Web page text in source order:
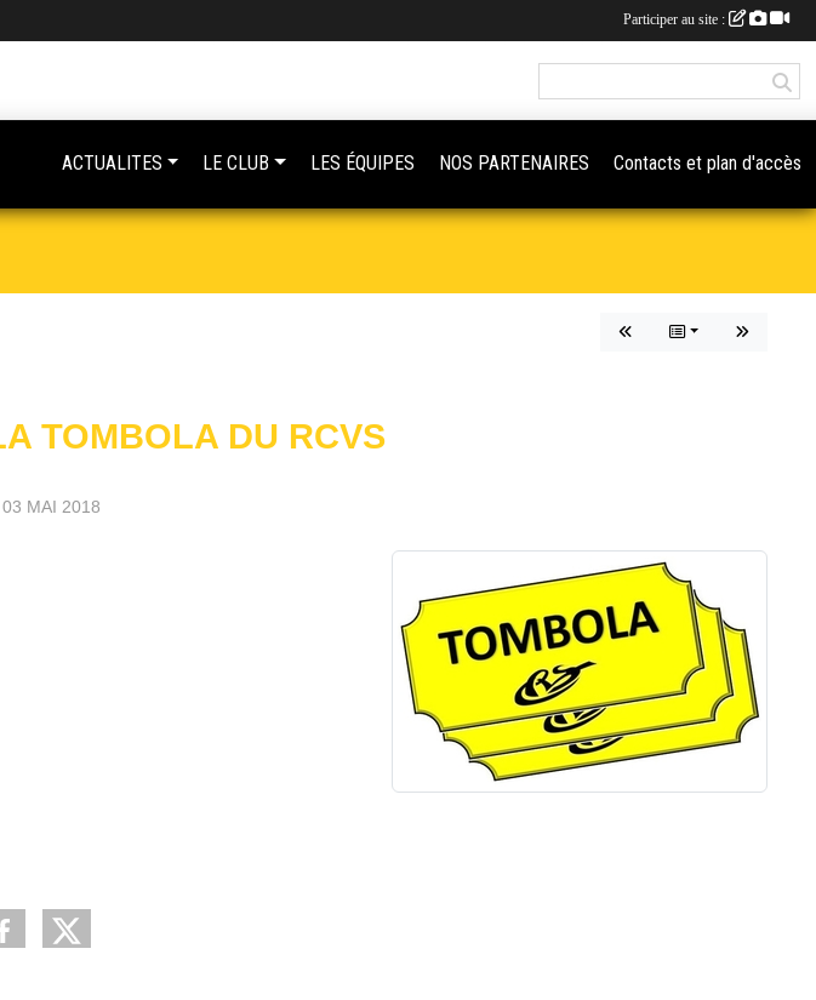
TOMBOLA DU RCVS
03 MAI 2018
ACTUALITES LE CLUB LES ÉQUIPES NOS PARTENAIRES Contacts et plan d'accès
Participer au site :